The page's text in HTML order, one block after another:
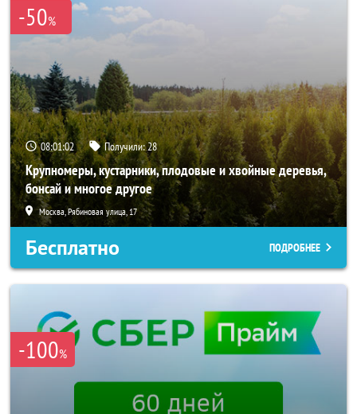
-50%
08:01:00 Получили:28
Крупномеры, кустарники, плодовые и хвойные деревья,
бонсай и многое другое
Москва, Рябиновая улица, 17
Бесплатно ПОДРОБНЕЕ
-100%